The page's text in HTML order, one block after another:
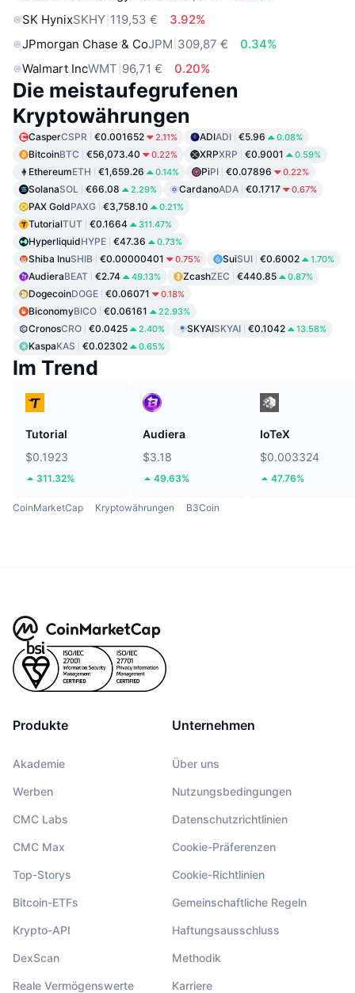
SK HynixSKHY 119,53 €
3.92%
JPmorgan Chase & CoJPM 309,87 €
0.34%
Walmart IncWMT 96,71 € 0.20%
Die meistaufegrufenen
Kryptowährungen
CasperCSPR €0.001652 2.11% ADIADI €5.96 0.08%
BitcoinBTC €56,073.40 0.22% XRPXRP €0.9001 0.59%
EthereumETH €1,659.26 0.14% PiPI €0.07896 0.22%
SolanaSOL €66.08 2.29% CardanoADA €0.1717 0.67%
PAX GoldPAXG €3,758.10 0.21%
TutorialTUT €0.1664 311.47%
HyperliquidHYPE €47.36 0.73%
Shiba InuSHIB €0.00000401 0.75% SuiSUI €0.6002 1.70%
AudieraBEAT €2.74 49.13% ZcashZEC €440.85 0.87%
DogecoinDOGE €0.06071 0.18%
BiconomyBICO €0.06161 22.93%
CronosCRO €0.0425 2.40% SKYAISKYAI €0.1042 13.58%
KaspaKAS €0.02302 0.65%
Im Trend
Tutorial
$0.1923
311.32%
Audiera
$3.18
49.63%
IoTeX
$0.003324
47.76%
CoinMarketCap Kryptowährungen B3Coin
Produkte
Akademie
Werben
CMC Labs
CMC Max
Top-Storys
Bitcoin-ETFs
Krypto-API
DexScan
Reale Vermögenswerte
Unternehmen
Über uns
Nutzungsbedingungen
Datenschutzrichtlinien
Cookie-Präferenzen
Cookie-Richtlinien
Gemeinschaftliche Regeln
Haftungsausschluss
Methodik
Karriere